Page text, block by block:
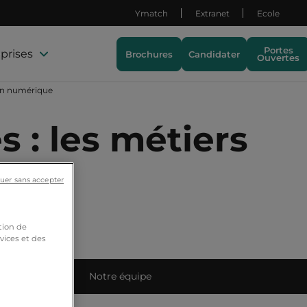
Ymatch Extranet Ecole
Brochures Candidater Portes
Ouvertes
numérique
: les métiers
Notre équipe
de
et des
sans accepter